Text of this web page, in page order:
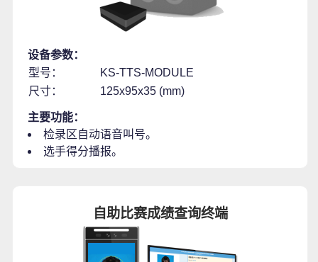
设备参数：
型号：
KS-TTS-MODULE
尺寸：
125x95x35 (mm)
主要功能：
检录区自动语音叫号。
选手得分播报。
自助比赛成绩查询终端